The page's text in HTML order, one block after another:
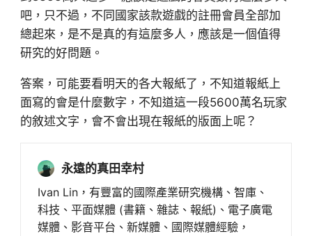
吧，只不過，不同國家該款遊戲的註冊會員全部加
總起來，是不是真的有這麼多人，應該是一個值得
研究的好問題。
答案，可能要看明天的各大報紙了，不知道報紙上
面寫的會是什麼數字，不知道這一段5600萬名玩家
的敘述文字，會不會出現在報紙的版面上呢？
永遠的真田幸村
Ivan Lin，有豐富的國際產業研究機構、智庫、
科技、平面媒體 (書籍、雜誌、報紙)、電子廣電
媒體、影音平台、新媒體、國際媒體經驗，